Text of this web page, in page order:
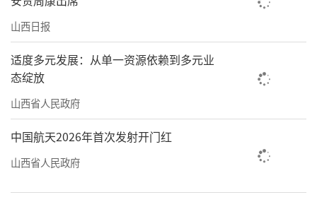
山西日报
适度多元发展：从单一资源依赖到多元业
态绽放
山西省人民政府
中国航天2026年首次发射开门红
山西省人民政府